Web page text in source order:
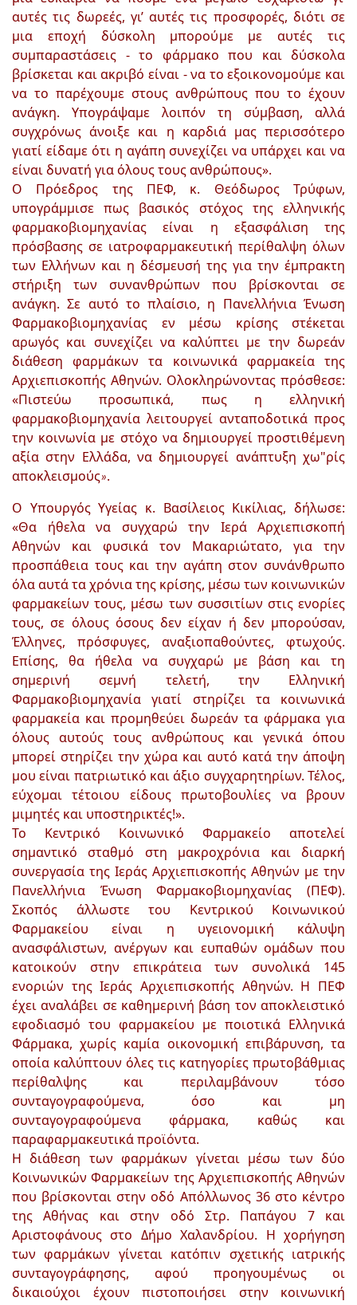
αυτές τις δωρεές, γι’ αυτές τις προσφορές, διότι σε
μια εποχή δύσκολη μπορούμε με αυτές τις
συμπαραστάσεις - το φάρμακο που και δύσκολα
βρίσκεται και ακριβό είναι - να το εξοικονομούμε και
να το παρέχουμε στους ανθρώπους που το έχουν
ανάγκη. Υπογράψαμε λοιπόν τη σύμβαση, αλλά
συγχρόνως άνοιξε και η καρδιά μας περισσότερο
γιατί είδαμε ότι η αγάπη συνεχίζει να υπάρχει και να
είναι δυνατή για όλους τους ανθρώπους».
Ο Πρόεδρος της ΠΕΦ, κ. Θεόδωρος Τρύφων,
υπογράμμισε πως βασικός στόχος της ελληνικής
φαρμακοβιομηχανίας είναι η εξασφάλιση της
πρόσβασης σε ιατροφαρμακευτική περίθαλψη όλων
των Ελλήνων και η δέσμευσή της για την έμπρακτη
στήριξη των συνανθρώπων που βρίσκονται σε
ανάγκη. Σε αυτό το πλαίσιο, η Πανελλήνια Ένωση
Φαρμακοβιομηχανίας εν μέσω κρίσης στέκεται
αρωγός και συνεχίζει να καλύπτει με την δωρεάν
διάθεση φαρμάκων τα κοινωνικά φαρμακεία της
Αρχιεπισκοπής Αθηνών. Ολοκληρώνοντας πρόσθεσε:
«Πιστεύω προσωπικά, πως η ελληνική
φαρμακοβιομηχανία λειτουργεί ανταποδοτικά προς
την κοινωνία με στόχο να δημιουργεί προστιθέμενη
αξία στην Ελλάδα, να δημιουργεί ανάπτυξη χω"ρίς
αποκλεισμούς».
Ο Υπουργός Υγείας κ. Βασίλειος Κικίλιας, δήλωσε:
«Θα ήθελα να συγχαρώ την Ιερά Αρχιεπισκοπή
Αθηνών και φυσικά τον Μακαριώτατο, για την
προσπάθεια τους και την αγάπη στον συνάνθρωπο
όλα αυτά τα χρόνια της κρίσης, μέσω των κοινωνικών
φαρμακείων τους, μέσω των συσσιτίων στις ενορίες
τους, σε όλους όσους δεν είχαν ή δεν μπορούσαν,
Έλληνες, πρόσφυγες, αναξιοπαθούντες, φτωχούς.
Επίσης, θα ήθελα να συγχαρώ με βάση και τη
σημερινή σεμνή τελετή, την Ελληνική
Φαρμακοβιομηχανία γιατί στηρίζει τα κοινωνικά
φαρμακεία και προμηθεύει δωρεάν τα φάρμακα για
όλους αυτούς τους ανθρώπους και γενικά όπου
μπορεί στηρίζει την χώρα και αυτό κατά την άποψη
μου είναι πατριωτικό και άξιο συγχαρητηρίων. Τέλος,
εύχομαι τέτοιου είδους πρωτοβουλίες να βρουν
μιμητές και υποστηρικτές!».
Το Κεντρικό Κοινωνικό Φαρμακείο αποτελεί
σημαντικό σταθμό στη μακροχρόνια και διαρκή
συνεργασία της Ιεράς Αρχιεπισκοπής Αθηνών με την
Πανελλήνια Ένωση Φαρμακοβιομηχανίας (ΠΕΦ).
Σκοπός άλλωστε του Κεντρικού Κοινωνικού
Φαρμακείου είναι η υγειονομική κάλυψη
ανασφάλιστων, ανέργων και ευπαθών ομάδων που
κατοικούν στην επικράτεια των συνολικά 145
ενοριών της Ιεράς Αρχιεπισκοπής Αθηνών. Η ΠΕΦ
έχει αναλάβει σε καθημερινή βάση τον αποκλειστικό
εφοδιασμό του φαρμακείου με ποιοτικά Ελληνικά
Φάρμακα, χωρίς καμία οικονομική επιβάρυνση, τα
οποία καλύπτουν όλες τις κατηγορίες πρωτοβάθμιας
περίθαλψης και περιλαμβάνουν τόσο
συνταγογραφούμενα, όσο και μη
συνταγογραφούμενα φάρμακα, καθώς και
παραφαρμακευτικά προϊόντα.
Η διάθεση των φαρμάκων γίνεται μέσω των δύο
Κοινωνικών Φαρμακείων της Αρχιεπισκοπής Αθηνών
που βρίσκονται στην οδό Απόλλωνος 36 στο κέντρο
της Αθήνας και στην οδό Στρ. Παπάγου 7 και
Αριστοφάνους στο Δήμο Χαλανδρίου. Η χορήγηση
των φαρμάκων γίνεται κατόπιν σχετικής ιατρικής
συνταγογράφησης, αφού προηγουμένως οι
δικαιούχοι έχουν πιστοποιήσει στην κοινωνική